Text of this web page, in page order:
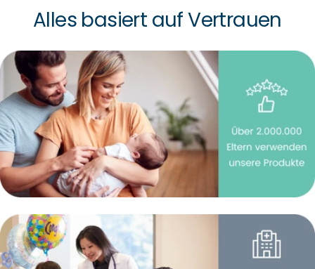
Alles basiert auf Vertrauen